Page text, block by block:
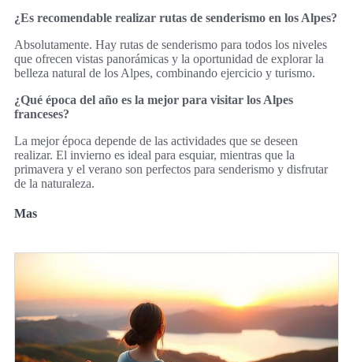
¿Es recomendable realizar rutas de senderismo en los Alpes?
Absolutamente. Hay rutas de senderismo para todos los niveles
que ofrecen vistas panorámicas y la oportunidad de explorar la
belleza natural de los Alpes, combinando ejercicio y turismo.
¿Qué época del año es la mejor para visitar los Alpes
franceses?
La mejor época depende de las actividades que se deseen
realizar. El invierno es ideal para esquiar, mientras que la
primavera y el verano son perfectos para senderismo y disfrutar
de la naturaleza.
Mas